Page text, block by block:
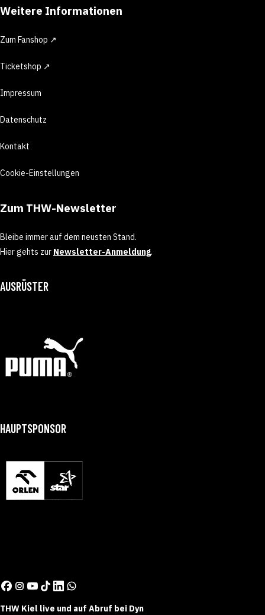
Weitere Informationen
Zum Fanshop ↗
Ticketshop ↗
Impressum
Datenschutz
Kontakt
Cookie-Einstellungen
Zum THW-Newsletter
Bleibe immer auf dem neusten Stand.
Hier gehts zur Newsletter-Anmeldung.
AUSRÜSTER
HAUPTSPONSOR
THW Kiel live und auf Abruf bei Dyn